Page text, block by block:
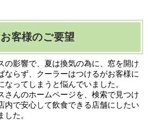
お客様のご要望
の影響で、夏は換気の為に、窓を開け
ならず、クーラーはつけるがお客様に
なってしまうと悩んでいました。
さんのホームページを、検索で見つけ
内で安心して飲食できる店舗にしたい
した。